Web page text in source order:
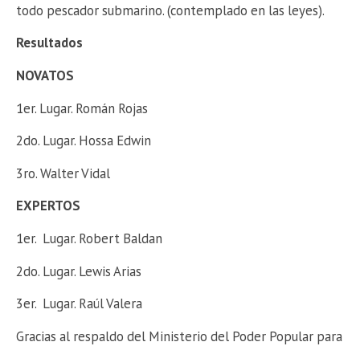
todo pescador submarino. (contemplado en las leyes).
Resultados
NOVATOS
1er. Lugar. Román Rojas
2do. Lugar. Hossa Edwin
3ro. Walter Vidal
EXPERTOS
1er. Lugar. Robert Baldan
2do. Lugar. Lewis Arias
3er. Lugar. Raúl Valera
Gracias al respaldo del Ministerio del Poder Popular para